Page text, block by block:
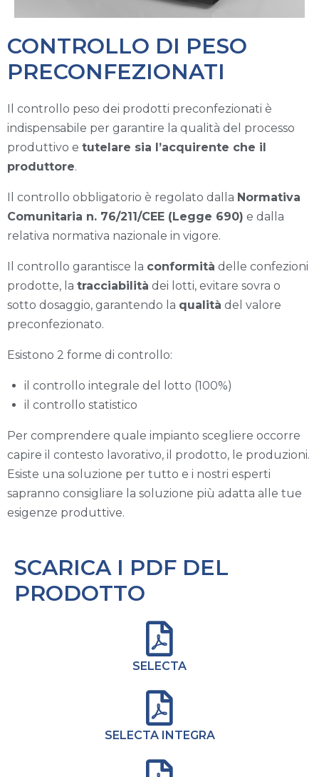
CONTROLLO DI PESO
PRECONFEZIONATI
Il controllo peso dei prodotti preconfezionati è
indispensabile per garantire la qualità del processo
produttivo e tutelare sia l’acquirente che il
produttore.
Il controllo obbligatorio è regolato dalla Normativa
Comunitaria n. 76/211/CEE (Legge 690) e dalla
relativa normativa nazionale in vigore.
Il controllo garantisce la conformità delle confezioni
prodotte, la tracciabilità dei lotti, evitare sovra o
sotto dosaggio, garantendo la qualità del valore
preconfezionato.
Esistono 2 forme di controllo:
il controllo integrale del lotto (100%)
il controllo statistico
Per comprendere quale impianto scegliere occorre
capire il contesto lavorativo, il prodotto, le produzioni.
Esiste una soluzione per tutto e i nostri esperti
sapranno consigliare la soluzione più adatta alle tue
esigenze produttive.
SCARICA I PDF DEL
PRODOTTO
SELECTA
SELECTA INTEGRA